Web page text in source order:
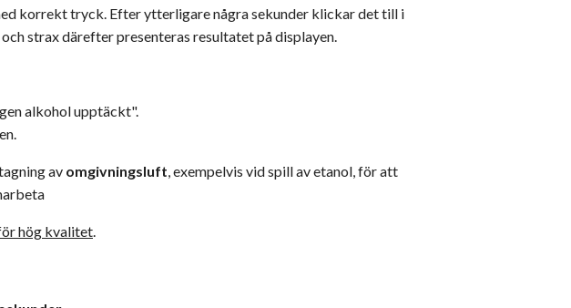
korrekt tryck. Efter ytterligare några sekunder klickar det till i
strax därefter presenteras resultatet på displayen.
alkohol upptäckt".
av omgivningsluft , exempelvis vid spill av etanol, för att
hög kvalitet